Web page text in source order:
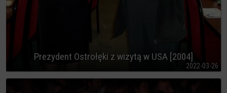
Prezydent Ostrołęki z wizytą w USA [2004]
2022-03-26